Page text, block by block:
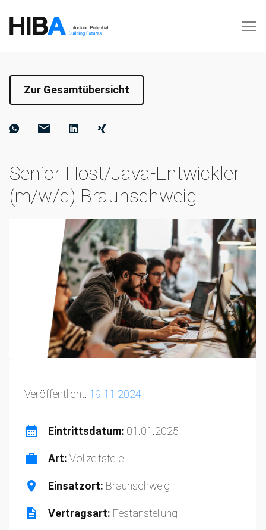
Zur Gesamtübersicht
Senior Host/Java-Entwickler
(m/w/d) Braunschweig
Veröffentlicht: 19.11.2024
Eintrittsdatum: 01.01.2025
Art: Vollzeitstelle
Einsatzort: Braunschweig
Vertragsart: Festanstellung